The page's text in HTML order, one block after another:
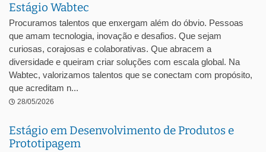
Estágio Wabtec
Procuramos talentos que enxergam além do óbvio. Pessoas
que amam tecnologia, inovação e desafios. Que sejam
curiosas, corajosas e colaborativas. Que abracem a
diversidade e queiram criar soluções com escala global. Na
Wabtec, valorizamos talentos que se conectam com propósito,
que acreditam n...
28/05/2026
Estágio em Desenvolvimento de Produtos e
Prototipagem